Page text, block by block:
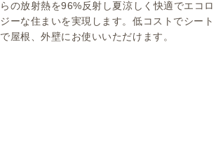
らの放射熱を96%反射し夏涼しく快適でエコロ
ジーな住まいを実現します。低コストでシート
で屋根、外壁にお使いいただけます。